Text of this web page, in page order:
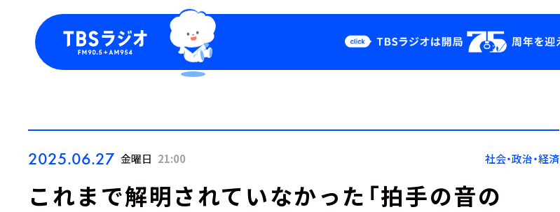
Podcast
YouTube
会社情報
2025.06.27 金曜日 21:00 社会・政治・経済
これまで解明されていなかった「拍手の音の